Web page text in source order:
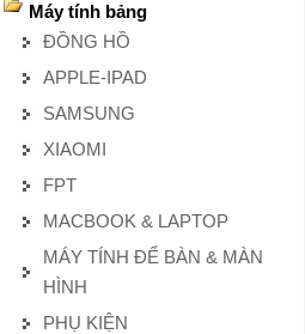
Máy tính bảng
ĐỒNG HỒ
APPLE-IPAD
SAMSUNG
XIAOMI
FPT
MACBOOK & LAPTOP
MÁY TÍNH ĐỂ BÀN & MÀN
HÌNH
PHỤ KIỆN